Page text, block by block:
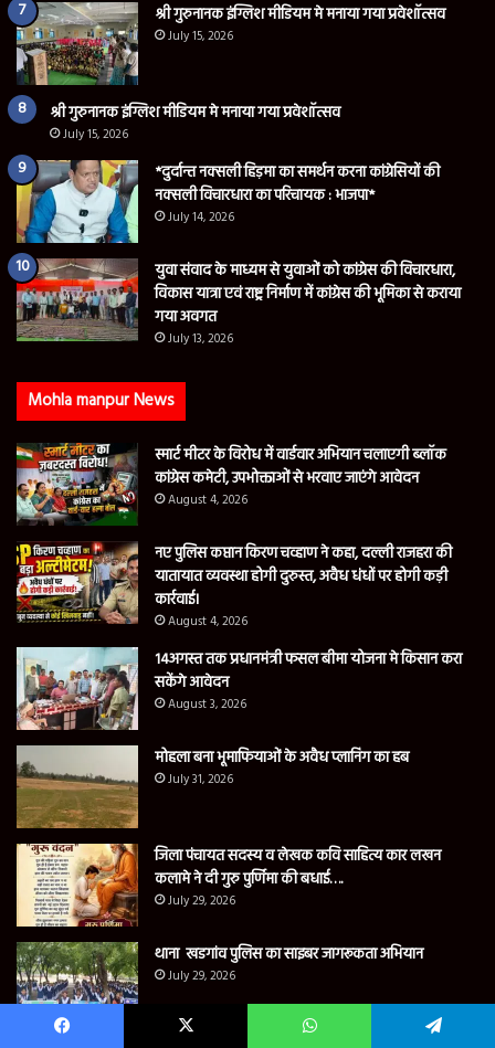
श्री गुरुनानक इंग्लिश मीडियम मे मनाया गया प्रवेशॉत्सव
July 15, 2026
श्री गुरुनानक इंग्लिश मीडियम मे मनाया गया प्रवेशॉत्सव
July 15, 2026
*दुर्दान्त नक्सली हिड़मा का समर्थन करना कांग्रेसियों की
नक्सली विचारधारा का परिचायक : भाजपा*
July 14, 2026
युवा संवाद के माध्यम से युवाओं को कांग्रेस की विचारधारा,
विकास यात्रा एवं राष्ट्र निर्माण में कांग्रेस की भूमिका से कराया
गया अवगत
July 13, 2026
Mohla manpur News
स्मार्ट मीटर के विरोध में वार्डवार अभियान चलाएगी ब्लॉक
कांग्रेस कमेटी, उपभोक्ताओं से भरवाए जाएंगे आवेदन
August 4, 2026
नए पुलिस कप्तान किरण चव्हाण ने कहा, दल्ली राजहरा की
यातायात व्यवस्था होगी दुरुस्त, अवैध धंधों पर होगी कड़ी
कार्रवाई।
August 4, 2026
14अगस्त तक प्रधानमंत्री फसल बीमा योजना मे किसान करा
सकेंगे आवेदन
August 3, 2026
मोहला बना भूमाफियाओं के अवैध प्लानिंग का हब
July 31, 2026
जिला पंचायत सदस्य व लेखक कवि साहित्य कार लखन
कलामे ने दी गुरु पुर्णिमा की बधाई….
July 29, 2026
थाना खडगांव पुलिस का साइबर जागरूकता अभियान
July 29, 2026